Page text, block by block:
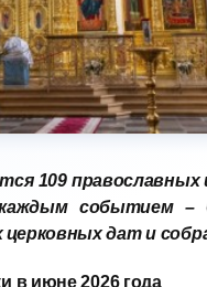
109
событием –
дат и
в июне 2026 года